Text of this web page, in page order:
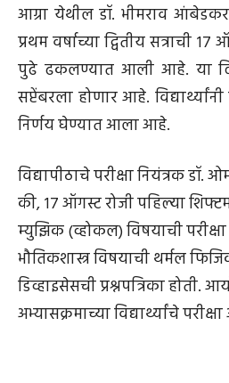
आग्रा येथील डॉ. भीमराव आंबेडकर
प्रथम वर्षाच्या द्वितीय सत्राची १७
पुढे ढकलण्यात आली आहे. या
सप्टेंबरला होणार आहे.
निर्णय घेण्यात आला आहे.
विद्यापीठाचे परीक्षा नियंत्रक डॉ.
की, १७ ऑगस्ट रोजी पहिल्या
म्युझिक (व्होकल) विषयाची
भौतिकशास्त्र विषयाची थर्मल
डिव्हाइसेसची प्रश्नपत्रिका
अभ्यासक्रमाच्या विद्यार्थ्यांचे